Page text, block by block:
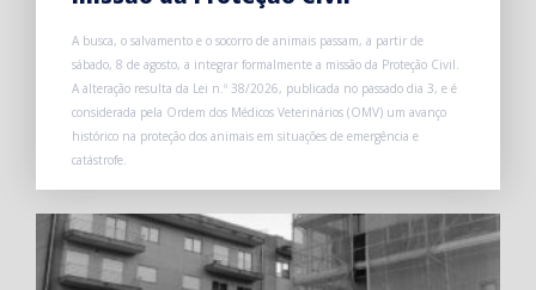
A busca, o salvamento e o socorro de animais passam, a partir de
sábado, 8 de agosto, a integrar formalmente a missão da Proteção Civil.
A alteração resulta da Lei n.º 38/2026, publicada no passado dia 3, e é
considerada pela Ordem dos Médicos Veterinários (OMV) um avanço
histórico na proteção dos animais em situações de emergência e
catástrofe.